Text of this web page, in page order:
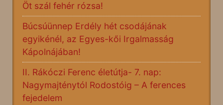
Öt szál fehér rózsa!
Búcsúünnep Erdély hét csodájának
egyikénél, az Egyes-kői Irgalmasság
Kápolnájában!
II. Rákóczi Ferenc életútja- 7. nap:
Nagymajténytól Rodostóig – A ferences
fejedelem